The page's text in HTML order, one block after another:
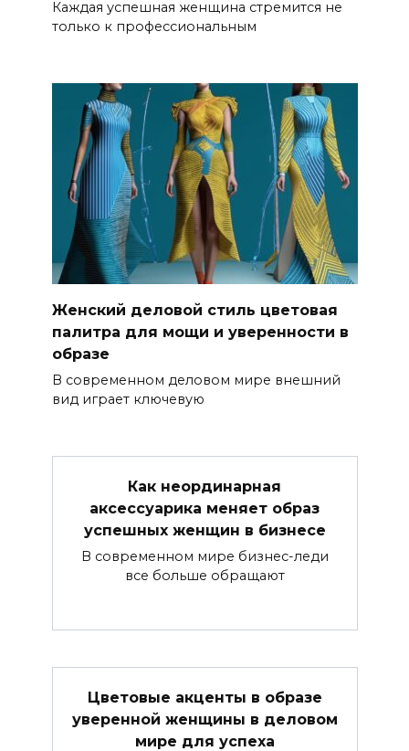
Каждая успешная женщина стремится не
только к профессиональным
Женский деловой стиль цветовая
палитра для мощи и уверенности в
образе
В современном деловом мире внешний
вид играет ключевую
Как неординарная
аксессуарика меняет образ
успешных женщин в бизнесе
В современном мире бизнес-леди
все больше обращают
Цветовые акценты в образе
уверенной женщины в деловом
мире для успеха